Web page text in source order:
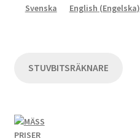
Svenska English (Engelska)
STUVBITSRÄKNARE